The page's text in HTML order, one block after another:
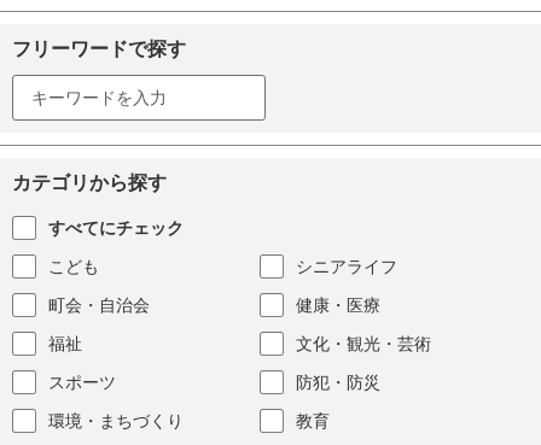
フリーワードで探す
カテゴリから探す
すべてにチェック
こども
シニアライフ
町会・自治会
健康・医療
福祉
文化・観光・芸術
スポーツ
防犯・防災
環境・まちづくり
教育